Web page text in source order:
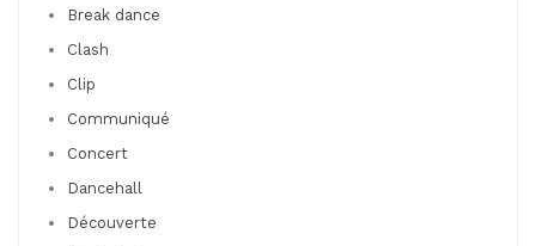
Break dance
Clash
Clip
Communiqué
Concert
Dancehall
Découverte